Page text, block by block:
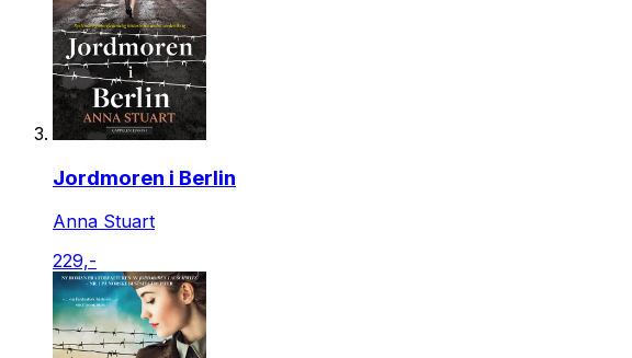
Jordmoren i Berlin
Anna Stuart
229,-